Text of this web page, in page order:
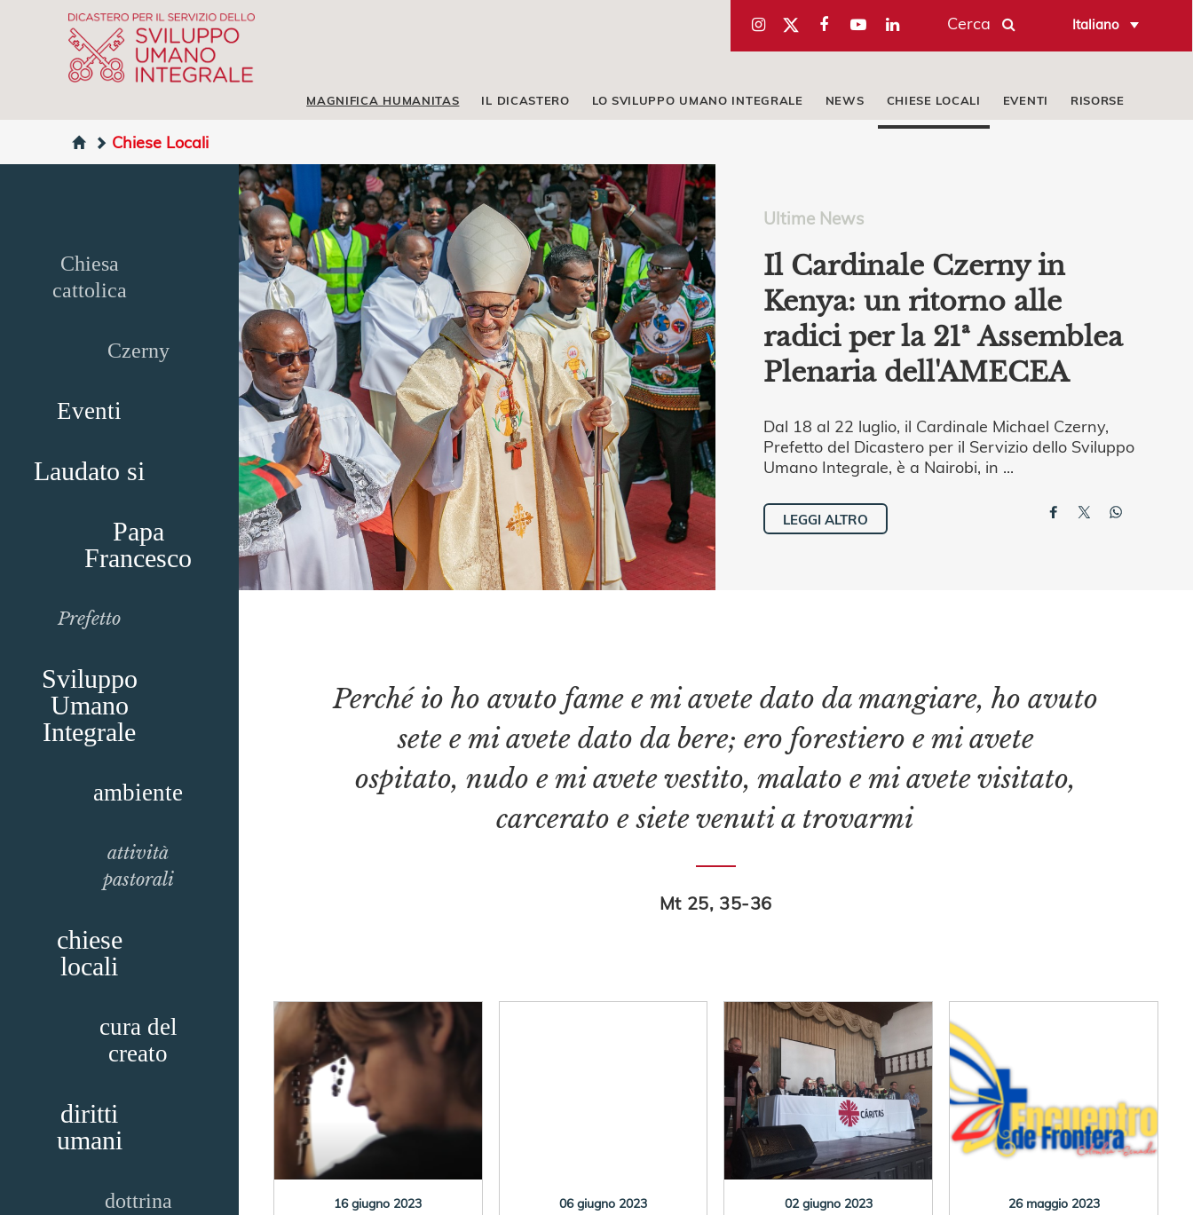
Cerca Italiano
MAGNIFICA HUMANITAS IL DICASTERO LO SVILUPPO UMANO INTEGRALE NEWS CHIESE LOCALI EVENTI RISORSE
Chiese Locali
Chiesa
cattolica
Czerny
Eventi
Laudato si
Papa
Francesco
Prefetto
Sviluppo
Umano
Integrale
ambiente
attività
pastorali
chiese
locali
cura del
creato
diritti
umani
dottrina
Ultime News
Il Cardinale Czerny in
Kenya: un ritorno alle
radici per la 21ª Assemblea
Plenaria dell'AMECEA
Dal 18 al 22 luglio, il Cardinale Michael Czerny,
Prefetto del Dicastero per il Servizio dello Sviluppo
Umano Integrale, è a Nairobi, in ...
LEGGI ALTRO
Perché io ho avuto fame e mi avete dato da mangiare, ho avuto
sete e mi avete dato da bere; ero forestiero e mi avete
ospitato, nudo e mi avete vestito, malato e mi avete visitato,
carcerato e siete venuti a trovarmi
Mt 25, 35-36
16 giugno 2023 06 giugno 2023 02 giugno 2023 26 maggio 2023